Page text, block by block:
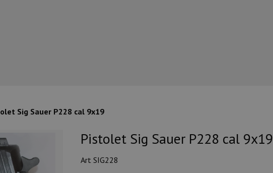
Sig Sauer P228 cal 9x19
Pistolet Sig Sauer P228 cal 9x19
Art SIG228